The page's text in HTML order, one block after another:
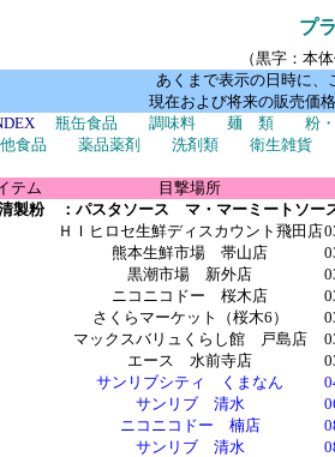
プ
（黒字：本
あくまで表示の日時に、
現在および将来の販売価
瓶缶食品 調味料 麺 類
粉
食品
薬品薬剤 洗剤類 衛生雑貨
テム
目撃場所
製粉 ：パスタソース マ・マーミートソー
ＨＩヒロセ生鮮ディスカウント飛田店
熊本生鮮市場 帯山店
黒潮市場 新外店
ニコニコドー 桜木店
さくらマーケット（桜木6）
マックスバリュくらし館 戸島店
エース 水前寺店
サンリブシティ くまなん
サンリブ 清水
ニコニコドー 楠店
サンリブ 清水